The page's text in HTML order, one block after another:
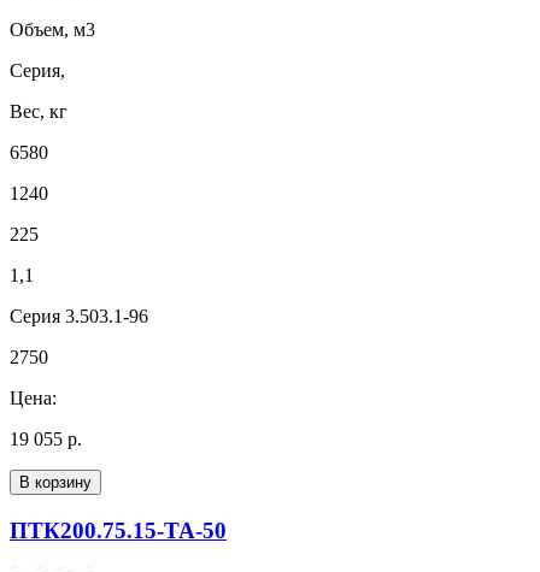
Объем, м3
Серия,
Вес, кг
6580
1240
225
1,1
Серия 3.503.1-96
2750
Цена:
19 055 р.
В корзину
ПТК200.75.15-ТА-50